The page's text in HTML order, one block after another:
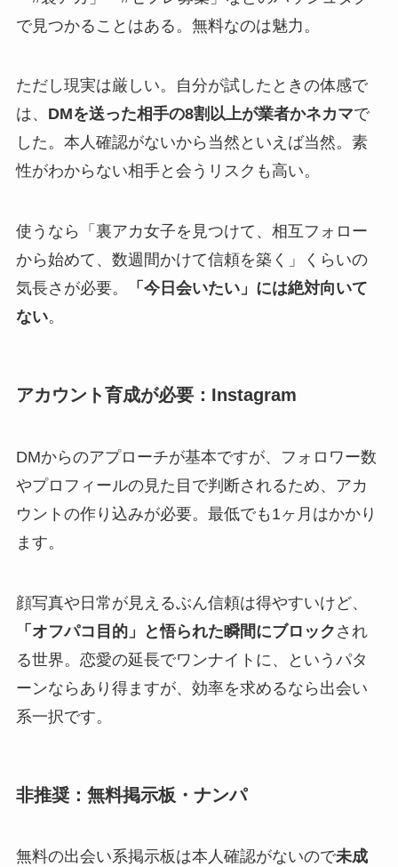
で見つかることはある。無料なのは魅力。
ただし現実は厳しい。自分が試したときの体感で
は、 DMを送った相手の8割以上が業者かネカマで
した。本人確認がないから当然といえば当然。素
性がわからない相手と会うリスクも高い。
使うなら「裏アカ女子を見つけて、相互フォロー
から始めて、数週間かけて信頼を築く」くらいの
気長さが必要。
「今日会いたい」には絶対向いて
ない。
アカウント育成が必要：Instagram
DMからのアプローチが基本ですが、フォロワー数
やプロフィールの見た目で判断されるため、アカ
ウントの作り込みが必要。最低でも1ヶ月はかかり
ます。
顔写真や日常が見えるぶん信頼は得やすいけど、
「オフパコ目的」と悟られた瞬間にブロック され
る世界。恋愛の延長でワンナイトに、というパタ
ーンならあり得ますが、効率を求めるなら出会い
系一択です。
非推奨：無料掲示板・ナンパ
無料の出会い系掲示板は本人確認がないので未成